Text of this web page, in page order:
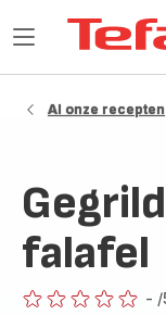
Open
Al onze recepten
falafel
- /